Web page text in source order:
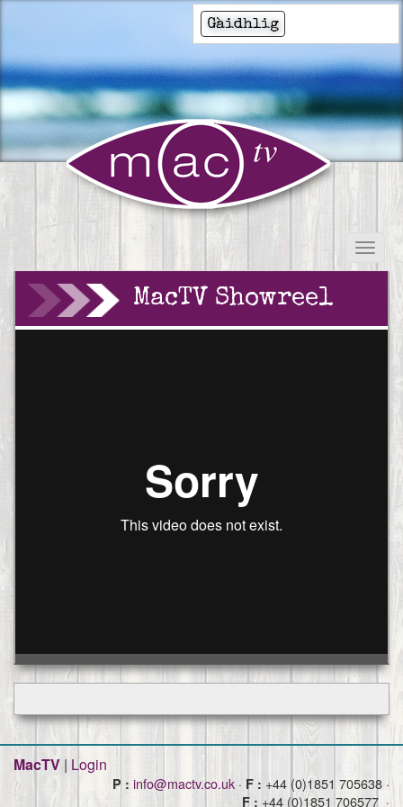
Gàidhlig
MacTV Showreel
MacTV | Login
P : info@mactv.co.uk · F : +44 (0)1851 705638 ·
F : +44 (0)1851 706577 ·